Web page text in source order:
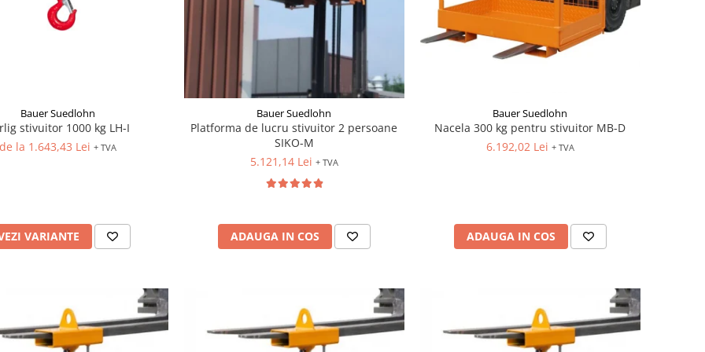
Bauer Suedlohn
stivuitor 1000 kg LH-I
de la 1.643,43 Lei+ TVA
VARIANTE
Bauer Suedlohn
Platforma de lucru stivuitor 2 persoane
SIKO-M
5.121,14 Lei + TVA
ADAUGA IN COS
Bauer Suedlohn
Nacela 300 kg pentru stivuitor MB-D
6.192,02 Lei + TVA
ADAUGA IN COS